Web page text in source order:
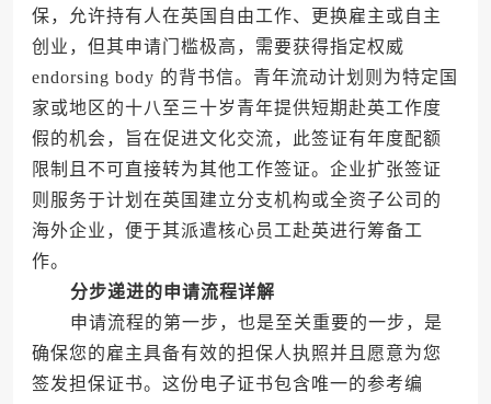
保，允许持有人在英国自由工作、更换雇主或自主
创业，但其申请门槛极高，需要获得指定权威
endorsing body 的背书信。青年流动计划则为特定国
家或地区的十八至三十岁青年提供短期赴英工作度
假的机会，旨在促进文化交流，此签证有年度配额
限制且不可直接转为其他工作签证。企业扩张签证
则服务于计划在英国建立分支机构或全资子公司的
海外企业，便于其派遣核心员工赴英进行筹备工
作。
分步递进的申请流程详解
申请流程的第一步，也是至关重要的一步，是
确保您的雇主具备有效的担保人执照并且愿意为您
签发担保证书。这份电子证书包含唯一的参考编